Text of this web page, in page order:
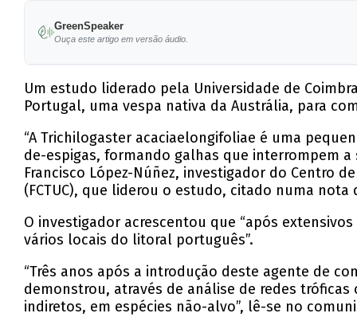
GreenSpeaker
Ouça este artigo em versão áudio.
Um estudo liderado pela Universidade de
Portugal, uma vespa nativa da Austrália, para
“A Trichilogaster acaciaelongifoliae é uma
de-espigas, formando galhas que interrompem
Francisco López-Núñez, investigador do Centro
(FCTUC), que liderou o estudo, citado numa nota
O investigador acrescentou que “após
vários locais do litoral português”.
“Três anos após a introdução deste agente de
demonstrou, através de análise de redes
indiretos, em espécies não-alvo”, lê-se no